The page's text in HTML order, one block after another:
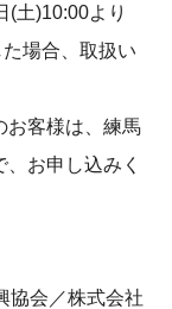
土)10:00より
場合、取扱い
お客様は、練馬
お申し込みく
協会／株式会社